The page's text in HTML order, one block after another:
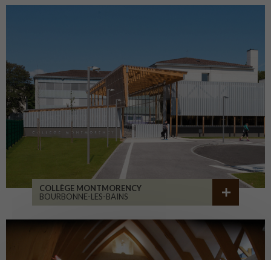
COLLÈGE MONTMORENCY
BOURBONNE-LES-BAINS